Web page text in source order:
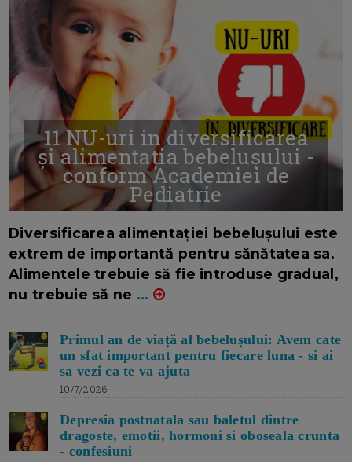
11 NU-uri in diversificarea
și alimentația bebelușului -
conform Academiei de
Pediatrie
Diversificarea alimentației bebelușului este
extrem de importantă pentru sănătatea sa.
Alimentele trebuie să fie introduse gradual,
nu trebuie să ne ...
Primul an de viață al bebelușului: Avem cate
un sfat important pentru fiecare luna - si ai
sa vezi ca te va ajuta
10/7/2026
Depresia postnatala sau baletul dintre
dragoste, emotii, hormoni si oboseala crunta
- confesiuni